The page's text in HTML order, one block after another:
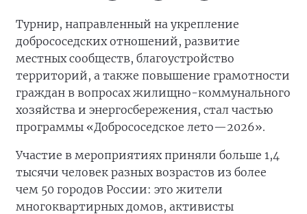
Турнир, направленный на укрепление
добрососедских отношений, развитие
местных сообществ, благоустройство
территорий, а также повышение грамотности
граждан в вопросах жилищно-коммунального
хозяйства и энергосбережения, стал частью
программы «Добрососедское лето—2026».
Участие в мероприятиях приняли больше 1,4
тысячи человек разных возрастов из более
чем 50 городов России: это жители
многоквартирных домов, активисты